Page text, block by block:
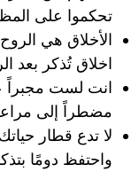
تحكموا على
الأخلاق هي
اخلاق تُذكر بعد
انت لست مجبراً
مضطراً إلى
لا تدع قطار
واحتفظ دومًا